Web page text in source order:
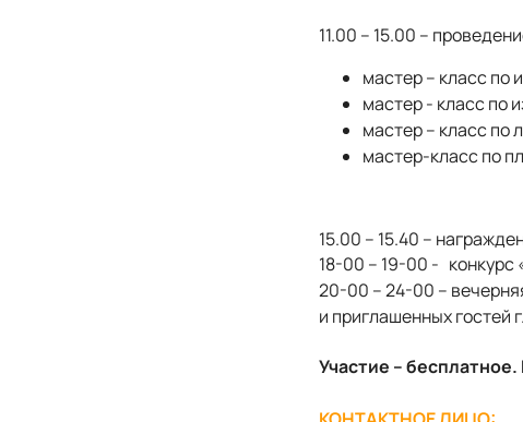
11.00 – 15.00 –
мастер – класс по
мастер - класс по
мастер – класс по
мастер-класс по
15.00 – 15.40 –
18-00 – 19-00 - конкурс
20-00 – 24-00 –
и приглашенных гостей
Участие –